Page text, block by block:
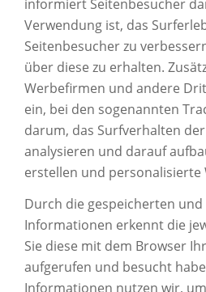
informiert Seitenbesucher
Verwendung ist, das
Seitenbesucher zu
über diese zu erhalten.
Werbefirmen und andere
ein, bei den sogenannten
darum, das Surfverhalten
analysieren und darauf
erstellen und personalisierte
Durch die gespeicherten
Informationen erkennt die
Sie diese mit dem Browser
aufgerufen und besucht
Informationen nutzen wir,